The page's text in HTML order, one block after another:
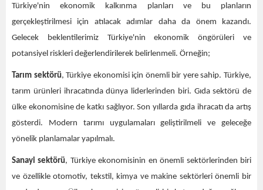
Türkiye'nin ekonomik kalkınma planları ve bu planların
gerçekleştirilmesi için atılacak adımlar daha da önem kazandı.
Gelecek beklentilerimiz Türkiye'nin ekonomik öngörüleri ve
potansiyel riskleri değerlendirilerek belirlenmeli. Örneğin;
Tarım sektörü, Türkiye ekonomisi için önemli bir yere sahip. Türkiye,
tarım ürünleri ihracatında dünya liderlerinden biri. Gıda sektörü de
ülke ekonomisine de katkı sağlıyor. Son yıllarda gıda ihracatı da artış
gösterdi. Modern tarımı uygulamaları geliştirilmeli ve geleceğe
yönelik planlamalar yapılmalı.
Sanayi sektörü, Türkiye ekonomisinin en önemli sektörlerinden biri
ve özellikle otomotiv, tekstil, kimya ve makine sektörleri önemli bir